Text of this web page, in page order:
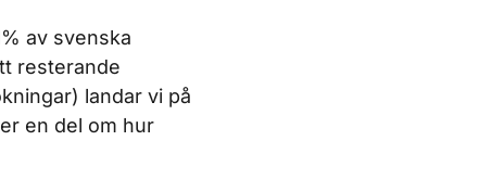
av svenska
resterande
landar vi på
en del om hur